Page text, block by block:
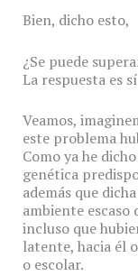
Bien, dicho esto,
¿Se puede
La respuesta es
Veamos,
este problema
Como ya he
genética
además que
ambiente escaso
incluso que
latente, hacia él
o escolar.